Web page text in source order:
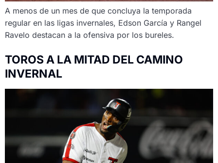
A menos de un mes de que concluya la temporada
regular en las ligas invernales, Edson García y Rangel
Ravelo destacan a la ofensiva por los bureles.
TOROS A LA MITAD DEL CAMINO
INVERNAL